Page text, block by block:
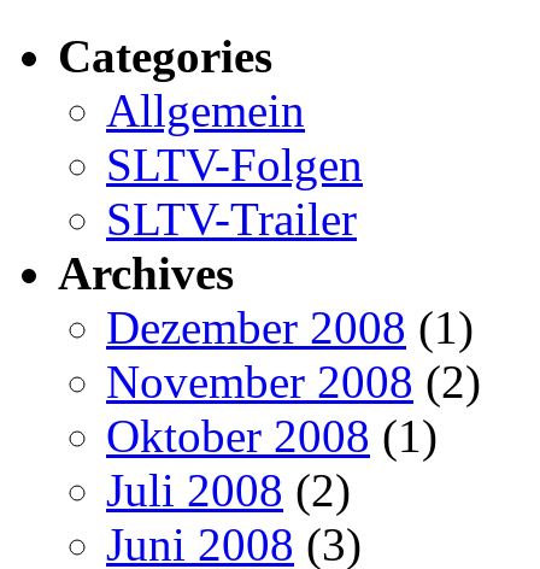
Categories
Allgemein
SLTV-Folgen
SLTV-Trailer
Archives
Dezember 2008 (1)
November 2008 (2)
Oktober 2008 (1)
Juli 2008 (2)
Juni 2008 (3)